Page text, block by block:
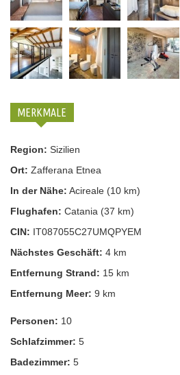
MERKMALE
Region: Sizilien
Ort: Zafferana Etnea
In der Nähe: Acireale (10 km)
Flughafen: Catania (37 km)
CIN: IT087055C27UMQPYEM
Nächstes Geschäft: 4 km
Entfernung Strand: 15 km
Entfernung Meer: 9 km
Personen: 10
Schlafzimmer: 5
Badezimmer: 5